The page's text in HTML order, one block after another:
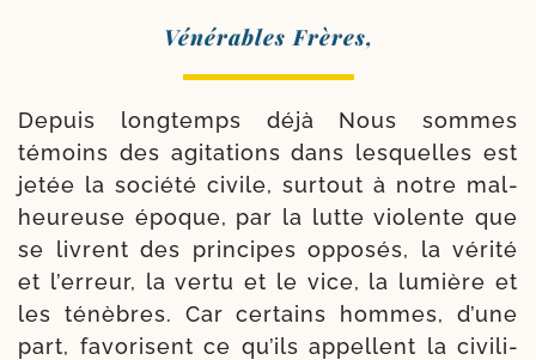
Vénérables Frères,
Depuis long­temps déjà Nous sommes
témoins des agi­ta­tions dans les­quelles est
jetée la socié­té civile, sur­tout à notre mal­
heu­reuse époque, par la lutte vio­lente que
se livrent des prin­cipes oppo­sés, la véri­té
et l’erreur, la ver­tu et le vice, la lumière et
les ténèbres. Car cer­tains hommes, d’une
part, favo­risent ce qu’ils appellent la civi­li­